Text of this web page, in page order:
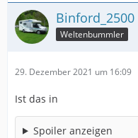
Binford_2500
Weltenbummler
29. Dezember 2021 um 16:09
Ist das in
Spoiler anzeigen